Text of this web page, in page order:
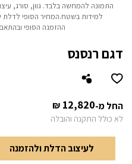
דגם רנסנס
החל מ- ₪ 12,820
לא כולל התקנה והובלה
לעיצוב הדלת ולהזמנה
התמונה להמחשה בלבד.גוון, סורג,
למידות בשטח.המחיר הסופי לדלת
ההזמנה הסופי